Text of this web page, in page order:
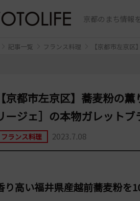
京都のまち情報
記事一覧 フランス料理 【京都市左京
【京都市左京区】蕎麦粉の
ージェ］の本物ガレットブ
フランス料理 2023.7.08
り高い福井県産越前蕎麦粉を